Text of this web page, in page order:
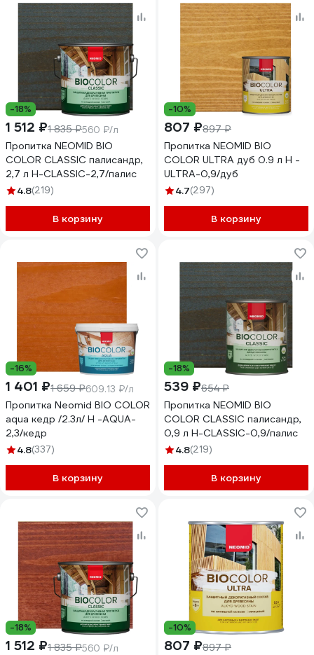
-18%
1 512 ₽1 835 ₽560 ₽/л
Пропитка NEOMID BIO
COLOR CLASSIC палисандр,
2,7 л Н-CLASSIC-2,7/палис
4.8(219)
В корзину
-10%
807 ₽897 ₽
Пропитка NEOMID BIO
COLOR ULTRA дуб 0.9 л Н -
ULTRA-0,9/дуб
4.7(297)
В корзину
-16%
1 401 ₽1 659 ₽609.13 ₽/л
Пропитка Neomid BIO COLOR
aqua кедр /2.3л/ Н -AQUA-
2,3/кедр
4.8(337)
В корзину
-18%
539 ₽654 ₽
Пропитка NEOMID BIO
COLOR CLASSIC палисандр,
0,9 л Н-CLASSIC-0,9/палис
4.8(219)
В корзину
-18%
1 512 ₽1 835 ₽560 ₽/л
-10%
807 ₽897 ₽